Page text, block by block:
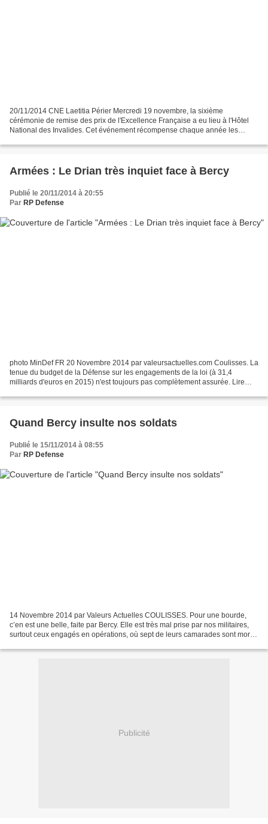
20/11/2014 CNE Laetitia Périer Mercredi 19 novembre, la sixième
cérémonie de remise des prix de l'Excellence Française a eu lieu à l'Hôtel
National des Invalides. Cet événement récompense chaque année les
Armées : Le Drian très inquiet face à Bercy
Publié le 20/11/2014 à 20:55
Par RP Defense
photo MinDef FR 20 Novembre 2014 par valeursactuelles.com Coulisses. La
tenue du budget de la Défense sur les engagements de la loi (à 31,4
milliards d'euros en 2015) n'est toujours pas complètement assurée. Lire
Quand Bercy insulte nos soldats
Publié le 15/11/2014 à 08:55
Par RP Defense
14 Novembre 2014 par Valeurs Actuelles COULISSES. Pour une bourde,
c’en est une belle, faite par Bercy. Elle est très mal prise par nos militaires,
surtout ceux engagés en opérations, où sept de leurs camarades sont morts
Publicité